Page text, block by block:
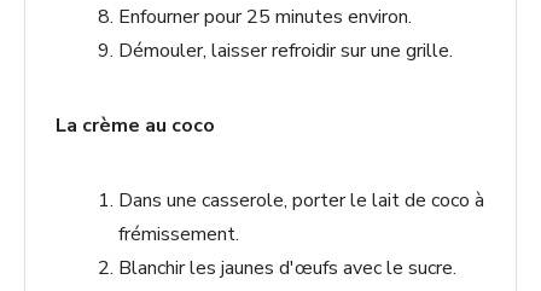
Enfourner pour 25 minutes environ.
Démouler, laisser refroidir sur une grille.
La crème au coco
Dans une casserole, porter le lait de coco à
frémissement.
Blanchir les jaunes d'œufs avec le sucre.